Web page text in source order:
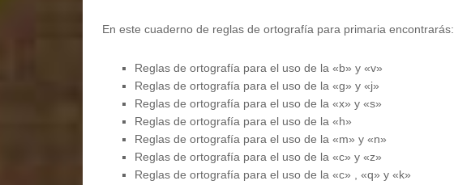
En este cuaderno de reglas de ortografía para primaria encontrarás:
Reglas de ortografía para el uso de la «b» y «v»
Reglas de ortografía para el uso de la «g» y «j»
Reglas de ortografía para el uso de la «x» y «s»
Reglas de ortografía para el uso de la «h»
Reglas de ortografía para el uso de la «m» y «n»
Reglas de ortografía para el uso de la «c» y «z»
Reglas de ortografía para el uso de la «c» , «q» y «k»